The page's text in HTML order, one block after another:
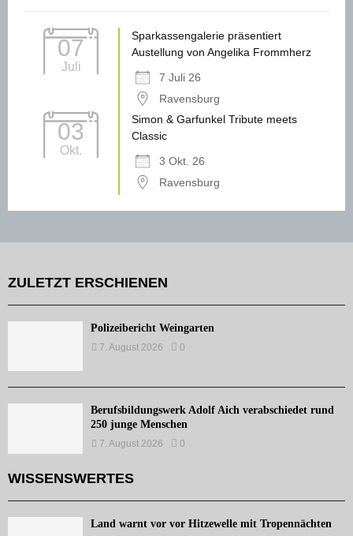
07
Juli
Sparkassengalerie präsentiert
Austellung von Angelika Frommherz
7 Juli 26
Ravensburg
03
Okt.
Simon & Garfunkel Tribute meets
Classic
3 Okt. 26
Ravensburg
ZULETZT ERSCHIENEN
Polizeibericht Weingarten
7. August 2026 0
Berufsbildungswerk Adolf Aich verabschiedet rund
250 junge Menschen
7. August 2026 0
WISSENSWERTES
Land warnt vor vor Hitzewelle mit Tropennächten